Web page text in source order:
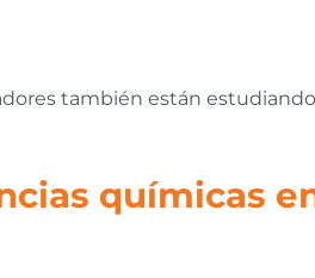
también están
químicas